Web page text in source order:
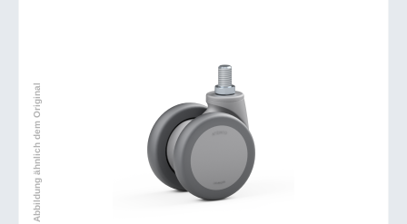
Abbildung ähnlich dem Original